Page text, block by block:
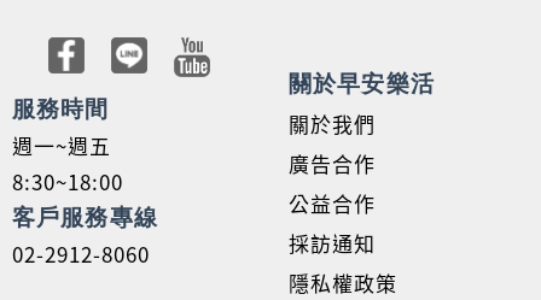
服務時間
週一~週五
8:30~18:00
客戶服務專線
02-2912-8060
關於早安樂活
關於我們
廣告合作
公益合作
採訪通知
隱私權政策